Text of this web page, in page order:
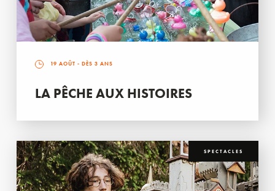
19 AOÛT - DÈS 3 ANS
LA PÊCHE AUX HISTOIRES
SPECTACLES